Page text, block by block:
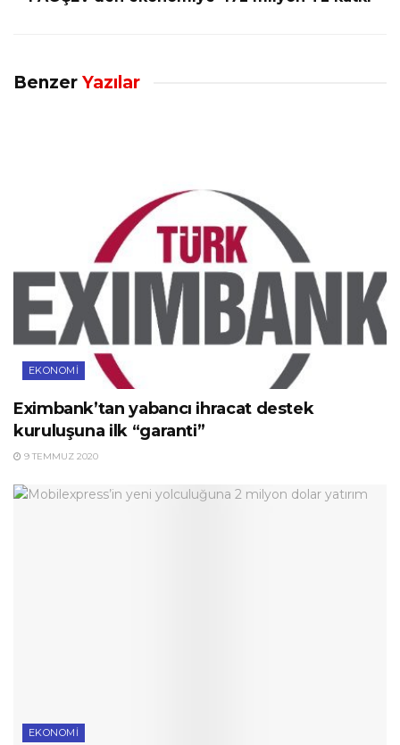
Benzer Yazılar
EKONOMI
Eximbank’tan yabancı ihracat destek
kuruluşuna ilk “garanti”
9 TEMMUZ 2020
EKONOMI